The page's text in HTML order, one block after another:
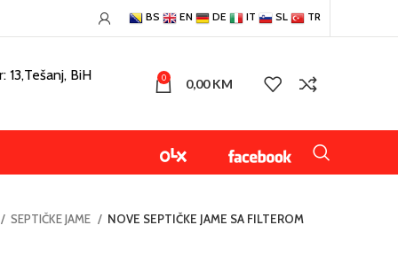
BS EN DE IT SL TR
13,Tešanj, BiH 0 0,00KM
SEPTIČKE JAME NOVE SEPTIČKE JAME SA FILTEROM